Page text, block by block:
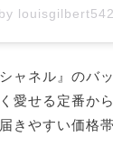
ャネル』のバ
愛せる定番か
きやすい価格